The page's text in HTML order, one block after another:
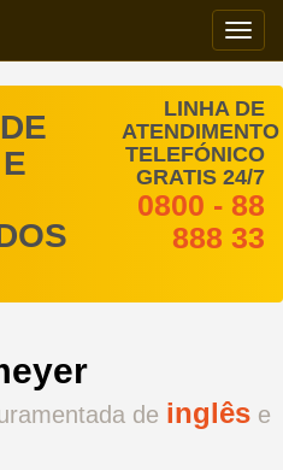
LINHA DE
ATENDIMENTO
TELEFÓNICO
GRATIS 24/7
0800 - 88
888 33
de inglês e